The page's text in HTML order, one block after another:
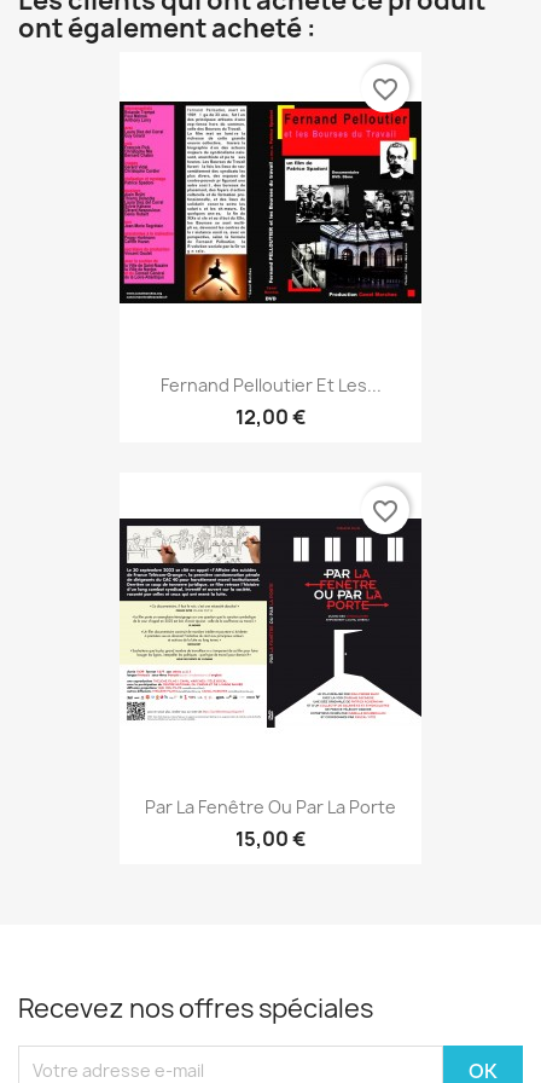
ont également acheté :
Fernand Pelloutier Et Les...
12,00 €
favorite_border
Par La Fenêtre Ou Par La Porte
15,00 €
favorite_border
Recevez nos offres spéciales